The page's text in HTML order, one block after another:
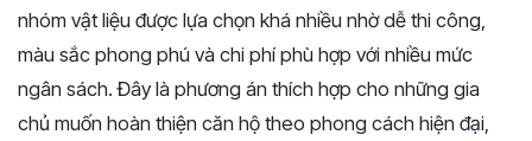
nhóm vật liệu được lựa chọn khá nhiều nhờ dễ thi công,
màu sắc phong phú và chi phí phù hợp với nhiều mức
ngân sách. Đây là phương án thích hợp cho những gia
chủ muốn hoàn thiện căn hộ theo phong cách hiện đại,